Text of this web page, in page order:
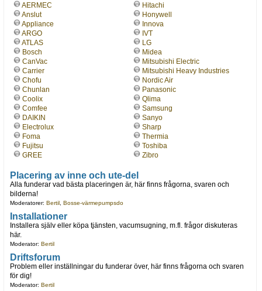
AERMEC
Anslut
Appliance
ARGO
ATLAS
Bosch
CanVac
Carrier
Chofu
Chunlan
Coolix
Comfee
DAIKIN
Electrolux
Foma
Fujitsu
GREE
Hitachi
Honywell
Innova
IVT
LG
Midea
Mitsubishi Electric
Mitsubishi Heavy Industries
Nordic Air
Panasonic
Qlima
Samsung
Sanyo
Sharp
Thermia
Toshiba
Zibro
Placering av inne och ute-del
Alla funderar vad bästa placeringen är, här finns frågorna, svaren och
bilderna!
Moderatorer: Bertil, Bosse-värmepumpsdo
Installationer
Installera själv eller köpa tjänsten, vacumsugning, m.fl. frågor diskuteras
här.
Moderator: Bertil
Driftsforum
Problem eller inställningar du funderar över, här finns frågorna och svaren
för dig!
Moderator: Bertil